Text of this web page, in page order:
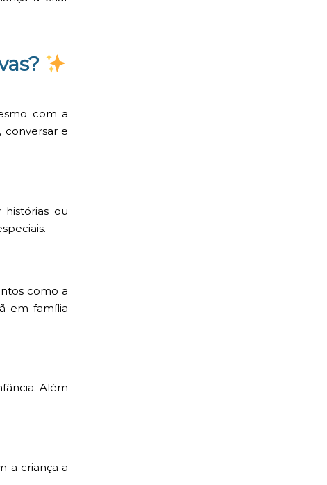
com a
conversar e
histórias ou
como a
em família
Além
a criança a